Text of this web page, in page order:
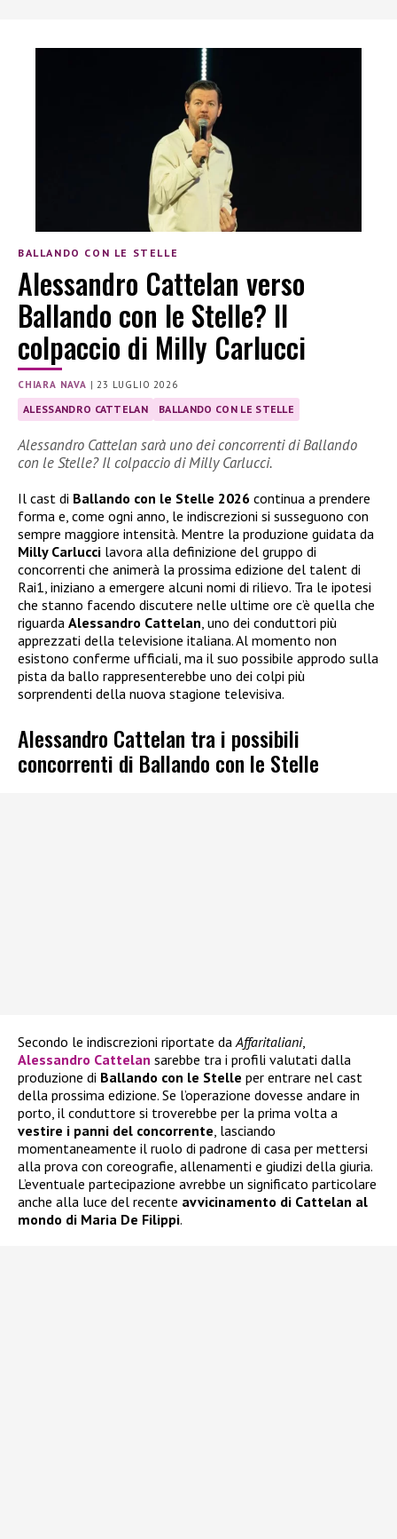
BALLANDO CON LE STELLE
Alessandro Cattelan verso
Ballando con le Stelle? Il
colpaccio di Milly Carlucci
CHIARA NAVA |23 LUGLIO 2026
ALESSANDRO CATTELAN BALLANDO CON LE STELLE
Alessandro Cattelan sarà uno dei concorrenti di Ballando
con le Stelle? Il colpaccio di Milly Carlucci.
Il cast di Ballando con le Stelle 2026 continua a prendere
forma e, come ogni anno, le indiscrezioni si susseguono con
sempre maggiore intensità. Mentre la produzione guidata da
Milly Carlucci lavora alla definizione del gruppo di
concorrenti che animerà la prossima edizione del talent di
Rai1, iniziano a emergere alcuni nomi di rilievo. Tra le ipotesi
che stanno facendo discutere nelle ultime ore c’è quella che
riguarda Alessandro Cattelan, uno dei conduttori più
apprezzati della televisione italiana. Al momento non
esistono conferme ufficiali, ma il suo possibile approdo sulla
pista da ballo rappresenterebbe uno dei colpi più
sorprendenti della nuova stagione televisiva.
Alessandro Cattelan tra i possibili
concorrenti di Ballando con le Stelle
Secondo le indiscrezioni riportate daAffaritaliani,
Alessandro Cattelan sarebbe tra i profili valutati dalla
produzione di Ballando con le Stelle per entrare nel cast
della prossima edizione. Se l’operazione dovesse andare in
porto, il conduttore si troverebbe per la prima volta a
vestire i panni del concorrente, lasciando
momentaneamente il ruolo di padrone di casa per mettersi
alla prova con coreografie, allenamenti e giudizi della giuria.
L’eventuale partecipazione avrebbe un significato particolare
anche alla luce del recente avvicinamento di Cattelan al
mondo di Maria De Filippi.